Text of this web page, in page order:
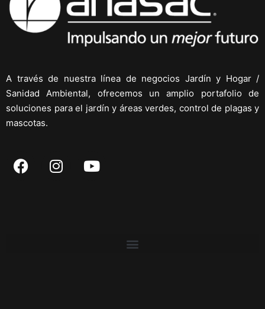
A través de nuestra línea de negocios Jardín y Hogar /
Sanidad Ambiental, ofrecemos un amplio portafolio de
soluciones para el jardín y áreas verdes, control de plagas y
mascotas.